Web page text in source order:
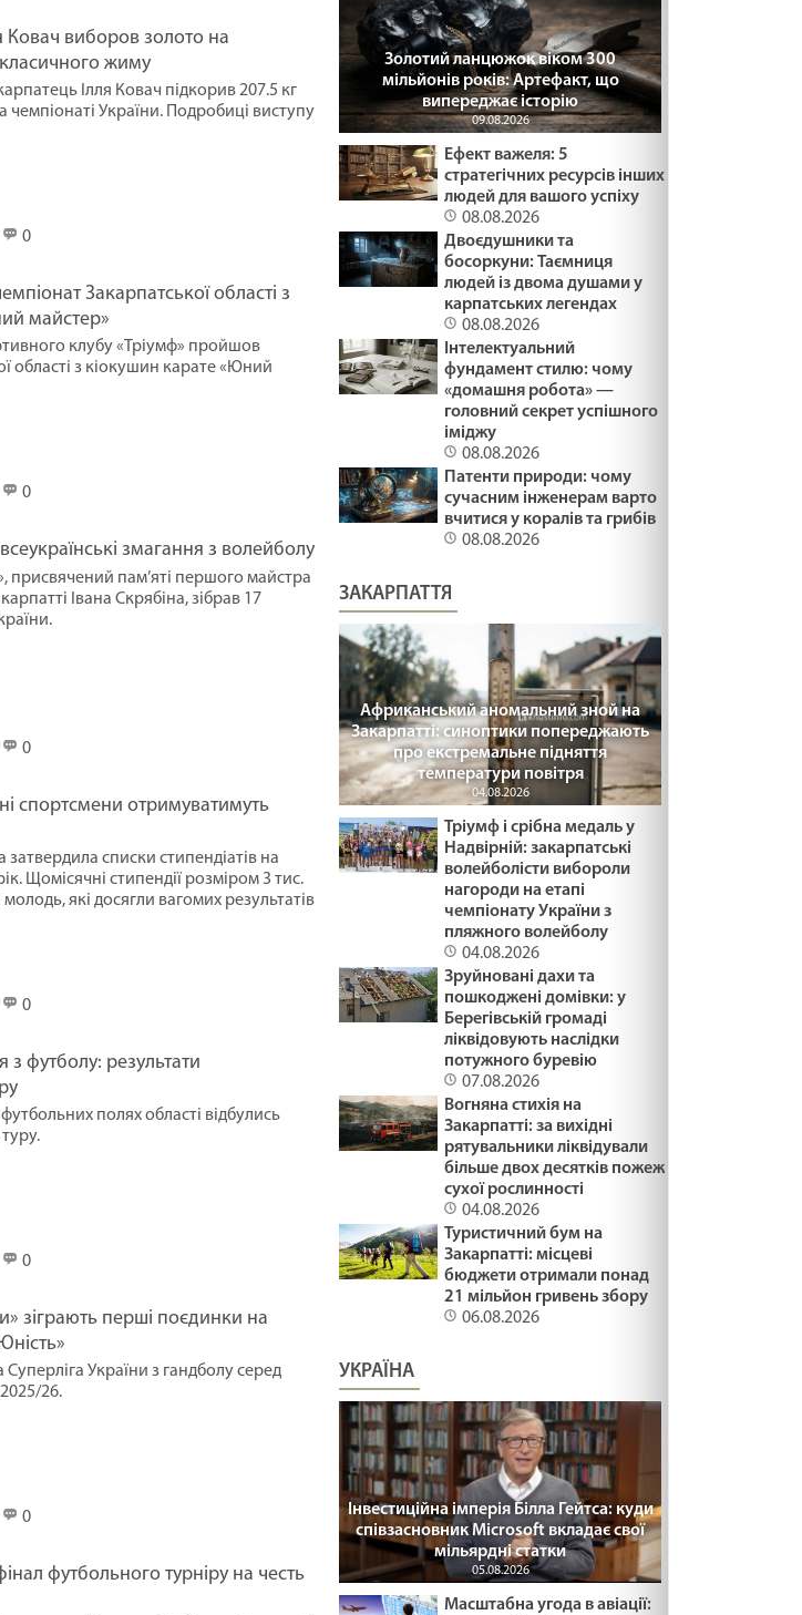
Ковач виборов золото на
класичного жиму
0
Ілля Ковач підкорив 207.5 кг
чемпіонаті України. Подробиці виступу
Закарпатської області з
майстер»
0
клубу «Тріумф» пройшов
області з кіокушин карате «Юний
змагання з волейболу
0
присвячений пам’яті першого майстра
Івана Скрябіна, зібрав 17
спортсмени отримуватимуть
0
затвердила списки стипендіатів на
Щомісячні стипендії розміром 3 тис.
які досягли вагомих результатів
з футболу: результати
0
полях області відбулись
зіграють перші поєдинки на
0
України з гандболу серед
26.
футбольного турніру на честь
Золотий ланцюжок віком 300
мільйонів років: Артефакт, що
випереджає історію
09.08.2026
Ефект важеля: 5
стратегічних ресурсів інших
людей для вашого успіху
08.08.2026
Двоєдушники та
босоркуни: Таємниця
людей із двома душами у
карпатських легендах
08.08.2026
Інтелектуальний
фундамент стилю: чому
«домашня робота» —
головний секрет успішного
іміджу
08.08.2026
Патенти природи: чому
сучасним інженерам варто
вчитися у коралів та грибів
08.08.2026
ЗАКАРПАТТЯ
Африканський аномальний зной на
Закарпатті: синоптики попереджають
про екстремальне підняття
температури повітря
04.08.2026
Тріумф і срібна медаль у
Надвірній: закарпатські
волейболісти вибороли
нагороди на етапі
чемпіонату України з
пляжного волейболу
04.08.2026
Зруйновані дахи та
пошкоджені домівки: у
Берегівській громаді
ліквідовують наслідки
потужного буревію
07.08.2026
Вогняна стихія на
Закарпатті: за вихідні
рятувальники ліквідували
більше двох десятків пожеж
сухої рослинності
04.08.2026
Туристичний бум на
Закарпатті: місцеві
бюджети отримали понад
21 мільйон гривень збору
06.08.2026
УКРАЇНА
Інвестиційна імперія Білла Гейтса: куди
співзасновник Microsoft вкладає свої
мільярдні статки
05.08.2026
Масштабна угода в авіації: